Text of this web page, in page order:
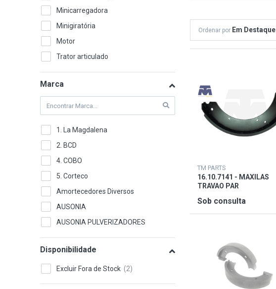
Minicarregadora
Minigiratória
Motor
Trator articulado
Trator carregador
Trator compacto
Trator de rastos
Marca
1. La Magdalena
2. BCD
4. COBO
5. Corteco
Amortecedores Diversos
AUSONIA
AUSONIA PULVERIZADORES
BALDWIN FILTERS
BENZI & DI TERLIZZI S.R.L.
Perkins - Power unit
Disponibilidade
Excluir Fora de Stock
Ordenar por Em Destaque
TM PARTS
16.10.7141 - MAXILAS
TRAVAO PAR
Sob consulta